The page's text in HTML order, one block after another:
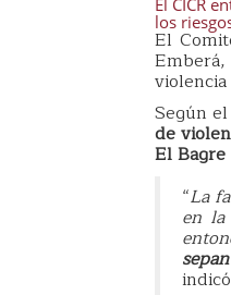
los
El
Según
de
El Bagre
“La
en la